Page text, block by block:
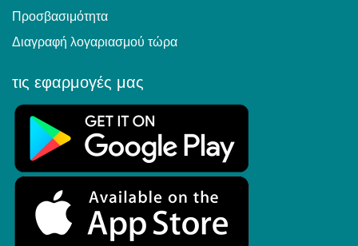
Προσβασιμότητα
Διαγραφή λογαριασμού τώρα
τις εφαρμογές μας